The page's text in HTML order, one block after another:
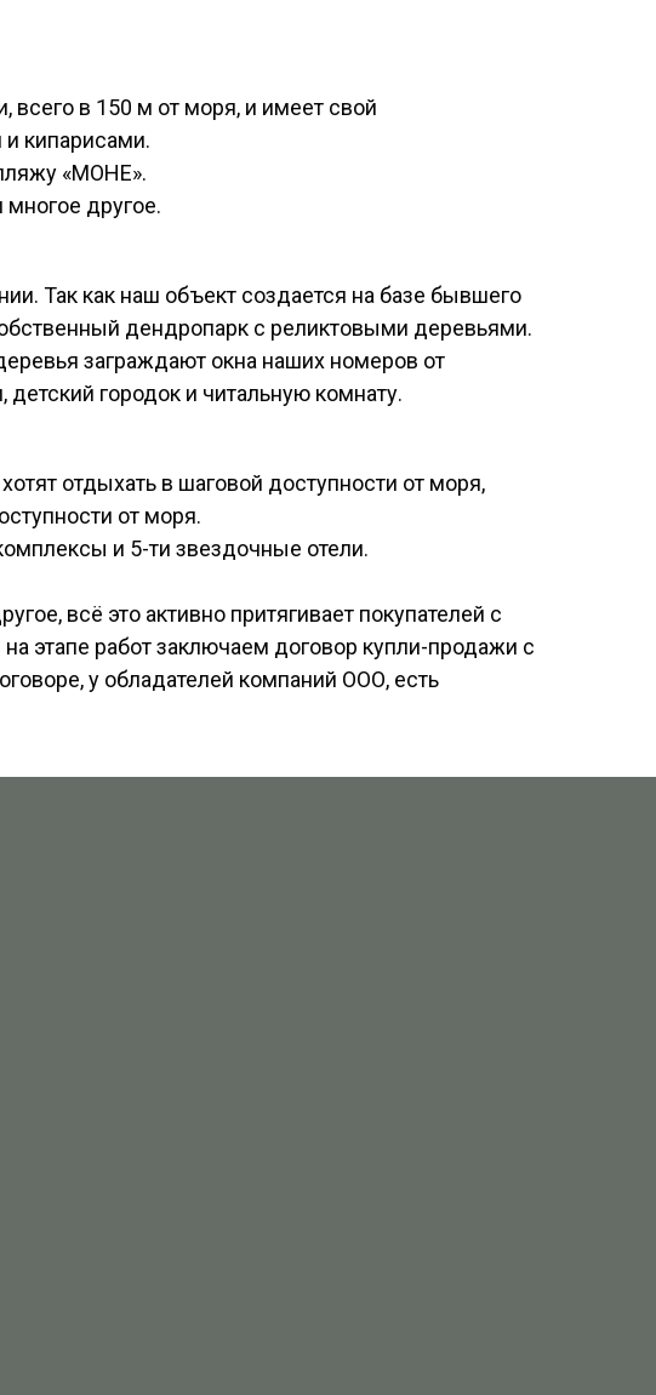
всего в 150 м от моря, и имеет свой
кипарисами.
«МОНЕ».
другое.
Так как наш объект создается на базе бывшего
дендропарк с реликтовыми деревьями.
заграждают окна наших номеров от
городок и читальную комнату.
отдыхать в шаговой доступности от моря,
от моря.
и 5-ти звездочные отели.
всё это активно притягивает покупателей с
этапе работ заключаем договор купли-продажи с
у обладателей компаний ООО, есть